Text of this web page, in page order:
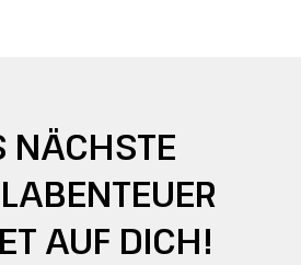
NÄCHSTE
AUF DICH!